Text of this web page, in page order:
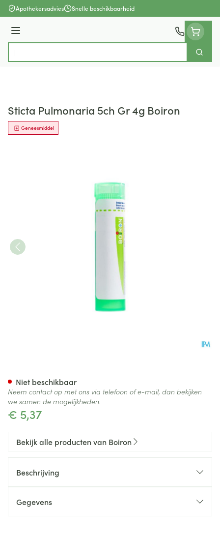
Ga naar de inhoud
Apothekersadvies Snelle beschikbaarheid
Menu
Product, merk, categorie...
Zoek
Sticta Pulmonaria 5ch Gr 4g Boiron
Geneesmiddel
€ 5,37
Niet beschikbaar
Neem contact op met ons via telefoon of e-mail, dan bekijken
we samen de mogelijkheden.
Bekijk alle producten van Boiron
Beschrijving
Gegevens